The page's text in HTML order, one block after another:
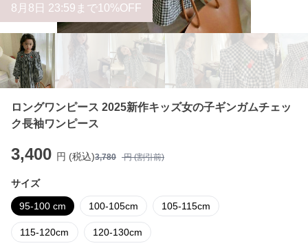
8 月 8 日 23:59まで10%OFF
ロングワンピース 2025新作キッズ女の子ギンガムチェッ
ク長袖ワンピース
3,400 円 (税込)3,780 円 (割引前)
サイズ
95-100 cm 100-105cm 105-115cm
115-120cm 120-130cm